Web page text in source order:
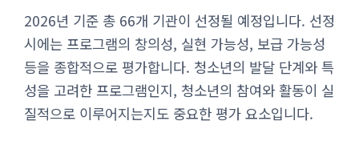
2026년 기준 총 66개 기관이 선정될 예정입니다. 선정
시에는 프로그램의 창의성, 실현 가능성, 보급 가능성
등을 종합적으로 평가합니다. 청소년의 발달 단계와 특
성을 고려한 프로그램인지, 청소년의 참여와 활동이 실
질적으로 이루어지는지도 중요한 평가 요소입니다.